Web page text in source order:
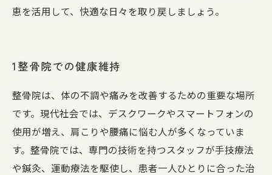
恵を活用して、快適な日々を取り戻しましょう。
1整骨院での健康維持
整骨院は、体の不調や痛みを改善するための重要な場所
です。現代社会では、デスクワークやスマートフォンの
使用が増え、肩こりや腰痛に悩む人が多くなっていま
す。整骨院では、専門の技術を持つスタッフが手技療法
や鍼灸、運動療法を駆使し、患者一人ひとりに合った治